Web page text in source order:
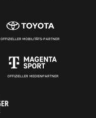
OFFIZIELLER MOBILITÄTS-PARTNER
OFFIZIELLER MEDIENPARTNER